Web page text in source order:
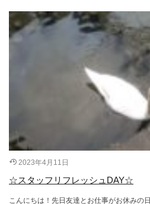
2023年4月11日
☆スタッフリフレッシュDAY☆
こんにちは！先日友達とお仕事がお休みの